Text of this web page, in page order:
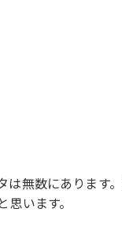
無数にあります
います。